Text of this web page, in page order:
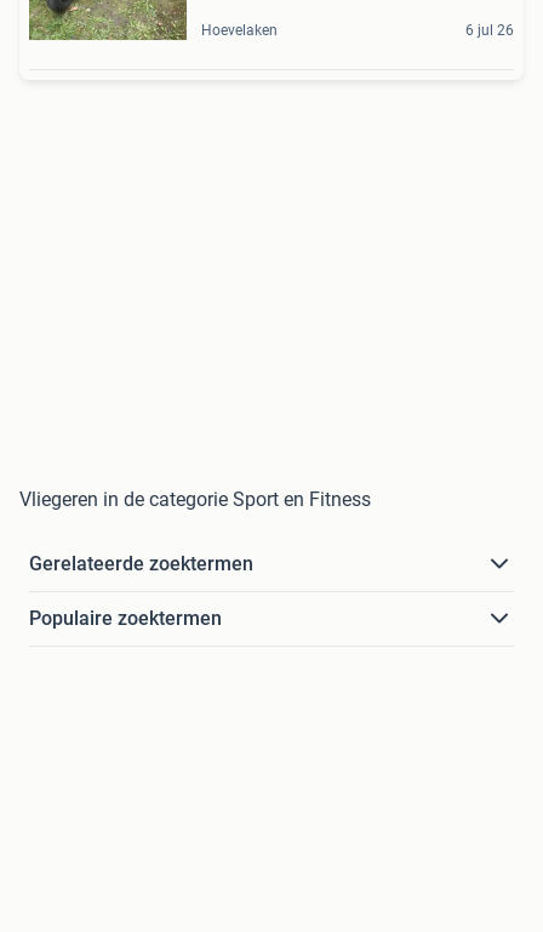
Hoevelaken 6 jul 26
Vliegeren in de categorie Sport en Fitness
Gerelateerde zoektermen
Populaire zoektermen